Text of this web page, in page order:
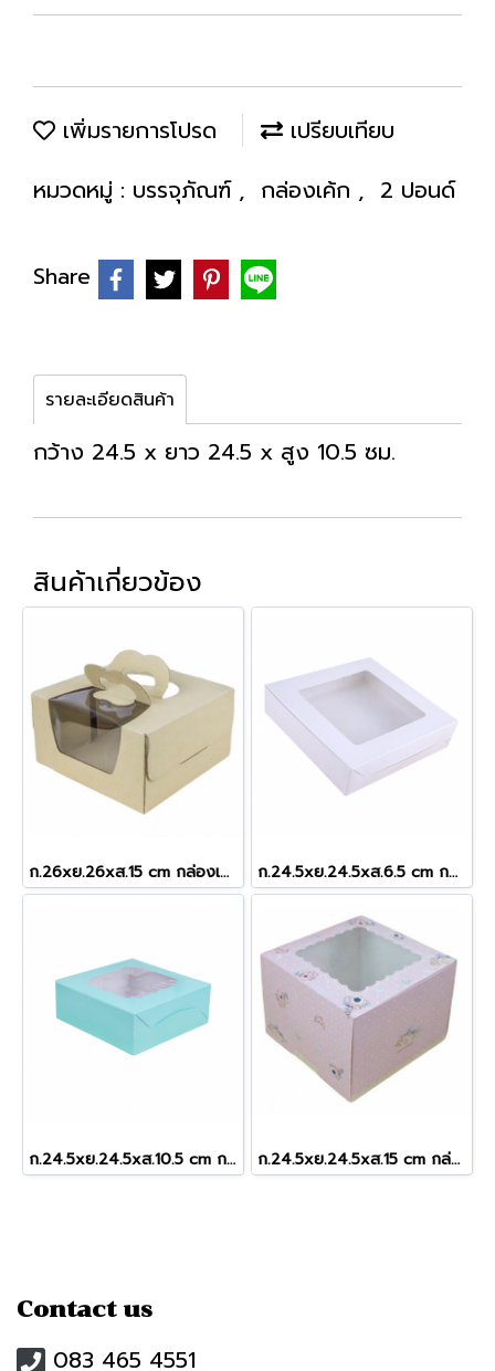
เพิ่มรายการโปรด
เปรียบเทียบ
หมวดหมู่ : บรรจุภัณฑ์ , กล่องเค้ก , 2 ปอนด์
Share
รายละเอียดสินค้า
กว้าง 24.5 x ยาว 24.5 x สูง 10.5 ซม.
สินค้าเกี่ยวข้อง
ก.26xย.26xส.15 cm กล่องเค้กหูหิ้วลูกฟูก 2-4 ปอนด์ ก.24.5xย.24.5xส.6.5 cm กล่องขาว (2ป.เตี้ย)
ก.24.5xย.24.5xส.10.5 cm กล่องเค้ก 2 ปอนด์ หน้าต่างกว้าง สีมินท์จุด ก.24.5xย.24.5xส.15 cm กล่องเค้ก 2 ปอนด์ ชมพูดอกพิโอนี่ (ทรงสูง)
Contact us
083 465 4551